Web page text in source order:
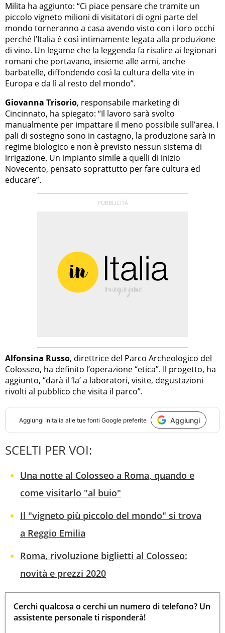
Milita ha aggiunto: “Ci piace pensare che tramite un
piccolo vigneto milioni di visitatori di ogni parte del
mondo torneranno a casa avendo visto con i loro occhi
perché l’Italia è così intimamente legata alla produzione
di vino. Un legame che la leggenda fa risalire ai legionari
romani che portavano, insieme alle armi, anche
barbatelle, diffondendo così la cultura della vite in
Europa e da lì al resto del mondo”.
Giovanna Trisorio, responsabile marketing di
Cincinnato, ha spiegato: “Il lavoro sarà svolto
manualmente per impattare il meno possibile sull’area. I
pali di sostegno sono in castagno, la produzione sarà in
regime biologico e non è previsto nessun sistema di
irrigazione. Un impianto simile a quelli di inizio
Novecento, pensato soprattutto per fare cultura ed
educare”.
Alfonsina Russo, direttrice del Parco Archeologico del
Colosseo, ha definito l’operazione “etica”. Il progetto, ha
aggiunto, “darà il ‘la’ a laboratori, visite, degustazioni
rivolti al pubblico che visita il parco”.
Aggiungi InItalia alle tue fonti Google preferite Aggiungi
SCELTI PER VOI:
Una notte al Colosseo a Roma, quando e
come visitarlo "al buio"
Il "vigneto più piccolo del mondo" si trova
a Reggio Emilia
Roma, rivoluzione biglietti al Colosseo:
novità e prezzi 2020
Cerchi qualcosa o cerchi un numero di telefono? Un
assistente personale ti risponderà!